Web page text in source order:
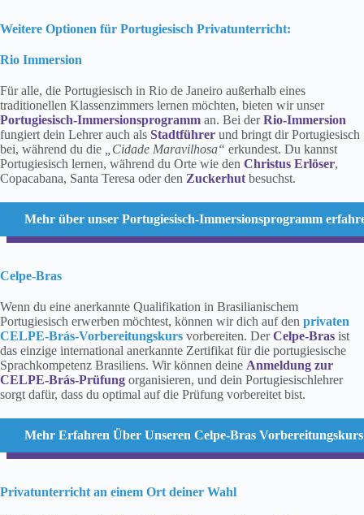
Weitere Optionen für Portugiesisch Privatunterricht:
Rio Immersion
Für alle, die Portugiesisch in Rio de Janeiro außerhalb eines
traditionellen Klassenzimmers lernen möchten, bieten wir unser
Portugiesisch-Immersionsprogramm an. Bei derRio-Immersion
fungiert dein Lehrer auch als Stadtführer und bringt dir Portugiesisch
bei, während du die
„Cidade Maravilhosa“ erkundest. Du kannst
Portugiesisch lernen, während du Orte wie den Christus Erlöser,
Copacabana, Santa Teresa oder den Zuckerhut besuchst.
Mehr über unser Portugiesisch-Immersionsprogramm
Celpe-Bras
Wenn du eine anerkannte Qualifikation in Brasilianischem
Portugiesisch erwerben möchtest, können wir dich auf den privaten
CELPE-Brás-Vorbereitungskurs vorbereiten. DerCelpe-Bras ist
das einzige international anerkannte Zertifikat für die portugiesische
Sprachkompetenz Brasiliens. Wir können deine Anmeldung zur
CELPE-Brás-Prüfung organisieren, und dein Portugiesischlehrer
sorgt dafür, dass du optimal auf die Prüfung vorbereitet bist.
Mehr Erfahren Über Unseren Celpe-Bras Vorbereitungskurs
Privatunterricht an einem Ort deiner Wahl